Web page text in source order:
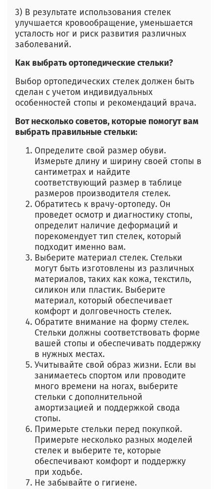
3) В результате использования стелек
улучшается кровообращение, уменьшается
усталость ног и риск развития различных
заболеваний.
Как выбрать ортопедические стельки?
Выбор ортопедических стелек должен быть
сделан с учетом индивидуальных
особенностей стопы и рекомендаций врача.
Вот несколько советов, которые помогут вам
выбрать правильные стельки:
Определите свой размер обуви.
Измерьте длину и ширину своей стопы в
сантиметрах и найдите
соответствующий размер в таблице
размеров производителя стелек.
Обратитесь к врачу-ортопеду. Он
проведет осмотр и диагностику стопы,
определит наличие деформаций и
порекомендует тип стелек, который
подходит именно вам.
Выберите материал стелек. Стельки
могут быть изготовлены из различных
материалов, таких как кожа, текстиль,
силикон или пластик. Выберите
материал, который обеспечивает
комфорт и долговечность стелек.
Обратите внимание на форму стелек.
Стельки должны соответствовать форме
вашей стопы и обеспечивать поддержку
в нужных местах.
Учитывайте свой образ жизни. Если вы
занимаетесь спортом или проводите
много времени на ногах, выберите
стельки с дополнительной
амортизацией и поддержкой свода
стопы.
Примерьте стельки перед покупкой.
Примерьте несколько разных моделей
стелек и выберите те, которые
обеспечивают комфорт и поддержку
при ходьбе.
Не забывайте о гигиене.